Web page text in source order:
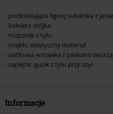
- podkreślająca figurę sukienka z
- kołnierz-stójka
- rozporek z tyłu
- miękki, elastyczny materiał
- siatkowa wstawka z paskami
- zapięcie: guzik z tyłu przy szyi
Informacje